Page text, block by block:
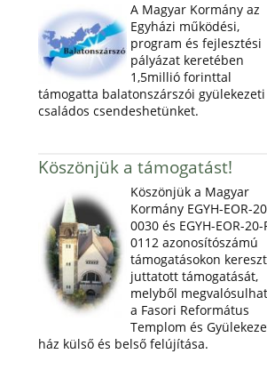
A Magyar Kormány az
Egyházi működési,
program és fejlesztési
pályázat keretében
1,5millió forinttal
támogatta balatonszárszói gyülekezeti
családos csendeshetünket.
Köszönjük a támogatást!
Köszönjük a Magyar
Kormány EGYH-EOR-
0030 és EGYH-EOR-20-
0112 azonosítószámú
támogatásokon
juttatott támogatását,
melyből
a Fasori Református
Templom és
ház külső és belső felújítása.